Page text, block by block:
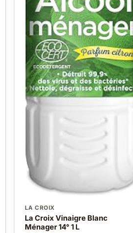
LA CROIX
La Croix Vinaigre Blanc
Ménager 14° 1 L